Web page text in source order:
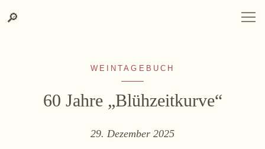
Inhalt
Kontakt-
🔎
WEINTAGEBUCH
60 Jahre „Blühzeitkurve“
29. Dezember 2025